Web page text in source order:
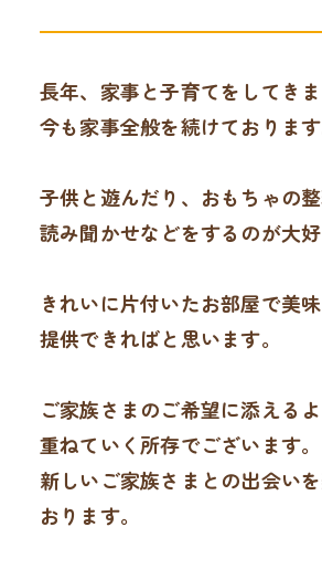
長年、家事と子育てをしてきま
今も家事全般を続けております
子供と遊んだり、おもちゃの
読み聞かせなどをするのが大好
きれいに片付いたお部屋で美
提供できればと思います。
ご家族さまのご希望に添える
重ねていく所存でございます。
新しいご家族さまとの出会い
おります。